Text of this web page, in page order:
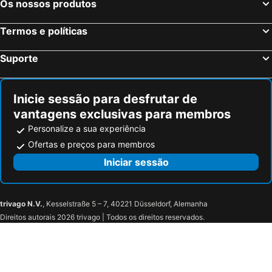
Florença, Toscana Hotéis
Bolonha, Emília-Romanha Hotéis
Palermo, Sicília Hotéis
Os nossos produtos
Termos e políticas
Suporte
Inicie sessão para desfrutar de
vantagens exclusivas para membros
Personalize a sua experiência
Ofertas e preços para membros
Iniciar sessão
trivago N.V., Kesselstraße 5 – 7, 40221 Düsseldorf, Alemanha
Direitos autorais 2026 trivago | Todos os direitos reservados.